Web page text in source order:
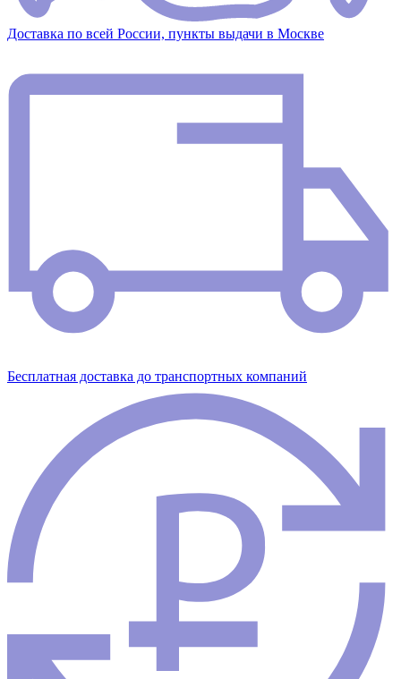
Доставка по всей России, пункты выдачи в Москве
Бесплатная доставка до транспортных компаний